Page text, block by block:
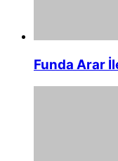
Funda Arar